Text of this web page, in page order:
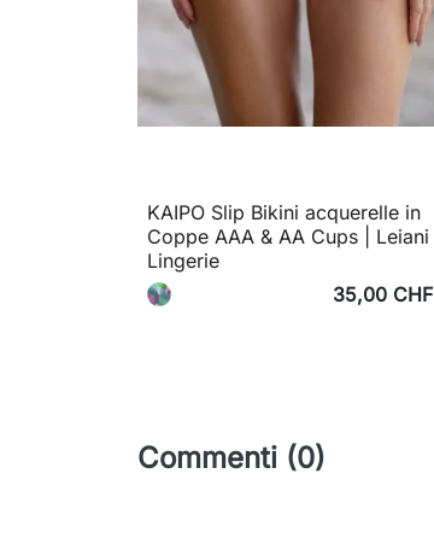
KAIPO Slip Bikini acquerelle in
Coppe AAA & AA Cups | Leiani
Lingerie
35,00 CHF
Commenti (0)